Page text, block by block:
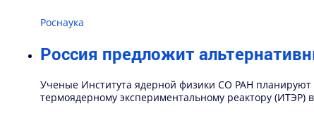
Роснаука
Россия предложит
Ученые Института ядерной физики СО РАН
термоядерному экспериментальному реактору